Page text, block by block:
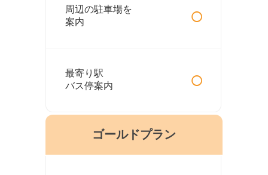
周辺の駐車場を
案内
○
最寄り駅
バス停案内
○
ゴールドプラン